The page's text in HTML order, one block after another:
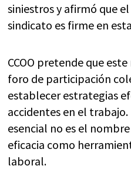
siniestros y afirmó que
sindicato es firme en
CCOO pretende que
foro de participación
establecer estrategias
accidentes en el
esencial no es el
eficacia como
laboral.